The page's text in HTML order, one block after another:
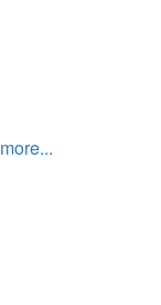
more...